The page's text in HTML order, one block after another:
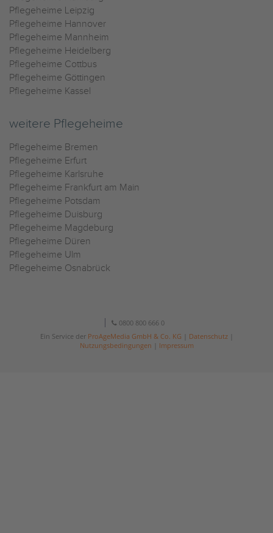
Pflegeheime Leipzig
Pflegeheime Hannover
Pflegeheime Mannheim
Pflegeheime Heidelberg
Pflegeheime Cottbus
Pflegeheime Göttingen
Pflegeheime Kassel
weitere Pflegeheime
Pflegeheime Bremen
Pflegeheime Erfurt
Pflegeheime Karlsruhe
Pflegeheime Frankfurt am Main
Pflegeheime Potsdam
Pflegeheime Duisburg
Pflegeheime Magdeburg
Pflegeheime Düren
Pflegeheime Ulm
Pflegeheime Osnabrück
0800 800 666 0
Ein Service der ProAgeMedia GmbH & Co. KG Datenschutz|
Nutzungsbedingungen
Impressum